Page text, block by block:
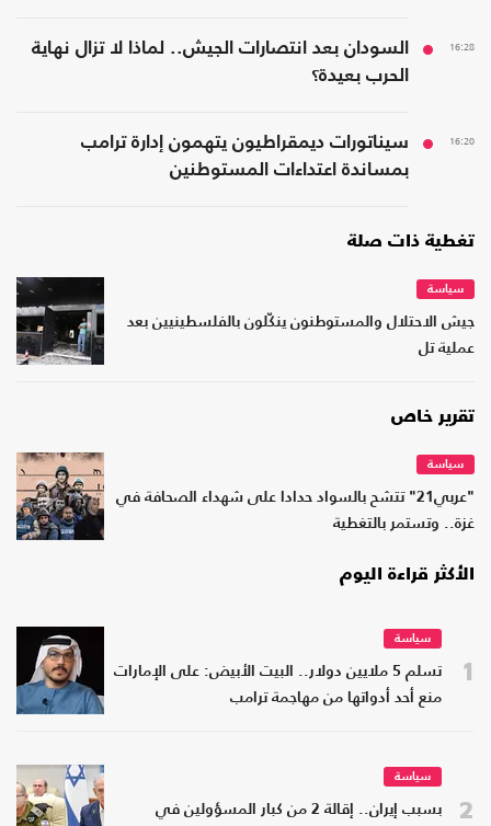
16:28
السودان بعد انتصارات الجيش.. لماذا لا تزال نهاية
الحرب بعيدة؟
16:20
سيناتورات ديمقراطيون يتهمون إدارة ترامب
بمساندة اعتداءات المستوطنين
تغطية ذات صلة
سياسة
جيش الاحتلال والمستوطنون ينكّلون بالفلسطينيين بعد
عملية تل
تقرير خاص
سياسة
"عربي21" تتشح بالسواد حدادا على شهداء الصحافة في
غزة.. وتستمر بالتغطية
الأكثر قراءة اليوم
1
سياسة
تسلم 5 ملايين دولار.. البيت الأبيض: على الإمارات
منع أحد أدواتها من مهاجمة ترامب
2
سياسة
بسبب إيران.. إقالة 2 من كبار المسؤولين في